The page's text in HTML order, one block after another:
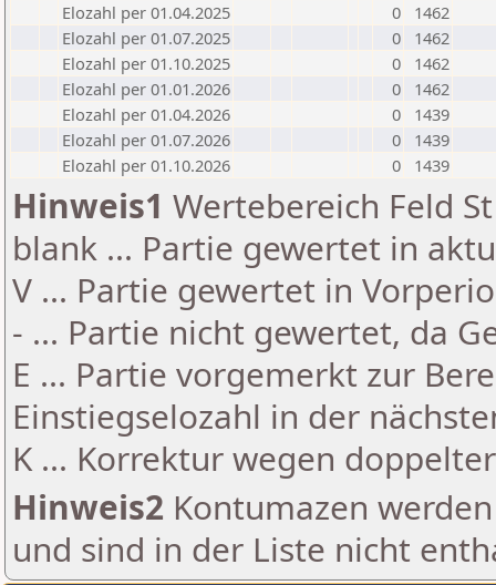
Elozahl per 01.04.2025
0
1462
Elozahl per 01.07.2025
0
1462
Elozahl per 01.10.2025
0
1462
Elozahl per 01.01.2026
0
1462
Elozahl per 01.04.2026
0
1439
Elozahl per 01.07.2026
0
1439
Elozahl per 01.10.2026
0 1439
Hinweis1 Wertebereich Feld
blank ... Partie gewertet in
V ... Partie gewertet in
- ... Partie nicht gewertet, da
E ... Partie vorgemerkt zur
Einstiegselozahl in der
K ... Korrektur wegen
Hinweis2 Kontumazen
und sind in der Liste nicht